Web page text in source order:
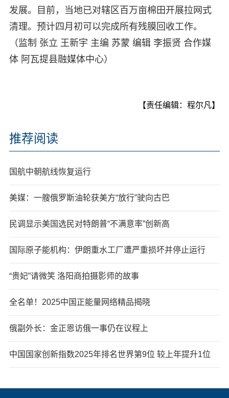
发展。目前，当地已对辖区百万亩棉田开展拉网式
清理。预计四月初可以完成所有残膜回收工作。
（监制 张立 王新宇 主编 苏蒙 编辑 李振贤 合作媒
体 阿瓦提县融媒体中心）
【责任编辑：程尔凡】
推荐阅读
国航中朝航线恢复运行
美媒：一艘俄罗斯油轮获美方“放行”驶向古巴
民调显示美国选民对特朗普“不满意率”创新高
国际原子能机构：伊朗重水工厂遭严重损坏并停止运行
“贵妃”请微笑 洛阳商拍摄影师的故事
全名单！2025中国正能量网络精品揭晓
俄副外长：金正恩访俄一事仍在议程上
中国国家创新指数2025年排名世界第9位 较上年提升1位